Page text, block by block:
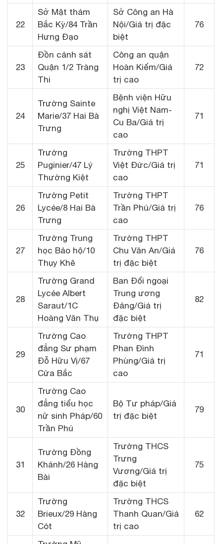
22
Sở Mật thám
Bắc Kỳ/84 Trần
Hưng Đạo
Sở Công an Hà
Nội/Giá trị đặc
biệt
76
23
Đồn cảnh sát
Quận 1/2 Tràng
Thi
Công an quận
Hoàn Kiếm/Giá
trị cao
72
24
Trường Sainte
Marie/37 Hai Bà
Trưng
Bệnh viện Hữu
nghị Việt Nam-
Cu Ba/Giá trị
cao
71
25
Trường
Puginier/47 Lý
Thường Kiệt
Trường THPT
Việt Đức/Giá trị
cao
71
26
Trường Petit
Lycée/8 Hai Bà
Trưng
Trường THPT
Trần Phú/Giá trị
cao
76
27
Trường Trung
học Bảo hộ/10
Thụy Khê
Trường THPT
Chu Văn An/Giá
trị đặc biệt
76
28
Trường Grand
Lycée Albert
Saraut/1C
Hoàng Văn Thụ
Ban Đối ngoại
Trung ương
Đảng/Giá trị
đặc biệt
82
29
Trường Cao
đẳng Sư phạm
Đỗ Hữu Vị/67
Cửa Bắc
Trường THPT
Phan Đình
Phùng/Giá trị
cao
71
30
Trường Cao
đẳng tiểu học
nữ sinh Pháp/60
Trần Phú
Bộ Tư pháp/Giá
trị đặc biệt
79
31
Trường Đồng
Khánh/26 Hàng
Bài
Trường THCS
Trưng
Vương/Giá trị
đặc biệt
75
32
Trường
Brieux/29 Hàng
Cót
Trường THCS
Thanh Quan/Giá
trị cao
62